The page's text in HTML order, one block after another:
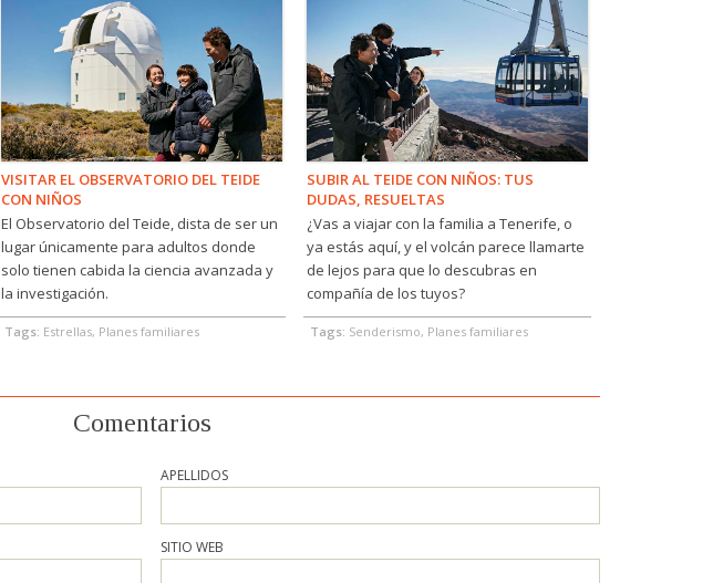
VISITAR EL OBSERVATORIO DEL TEIDE
CON NIÑOS
El Observatorio del Teide, dista de ser un
lugar únicamente para adultos donde
solo tienen cabida la ciencia avanzada y
la investigación.
Tags: Estrellas, Planes familiares
SUBIR AL TEIDE CON NIÑOS: TUS
DUDAS, RESUELTAS
¿Vas a viajar con la familia a Tenerife, o
ya estás aquí, y el volcán parece llamarte
de lejos para que lo descubras en
compañía de los tuyos?
Tags: Senderismo, Planes familiares
Comentarios
APELLIDOS
SITIO WEB